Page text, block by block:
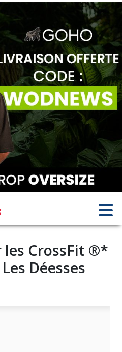
les CrossFit ®*
Déesses